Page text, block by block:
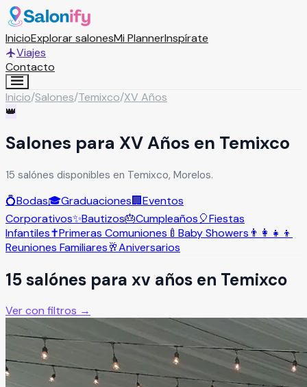
InicioExplorar salonesMi PlannerInspírate
Viajes
Contacto
Inicio/Salones/Temixco/XV Años
👑
Salones para XV Años en Temixco
15 salónes disponibles en Temixco, Morelos.
💍Bodas🎓Graduaciones🏢Eventos
Corporativos✨Bautizos🎂Cumpleaños🎈Fiestas
Infantiles✝️Primeras Comuniones 🍼 Baby Showers 👨‍👩‍👧‍👦
Reuniones Familiares🥂Aniversarios
15salónes para xv años en Temixco
Ver con filtros →